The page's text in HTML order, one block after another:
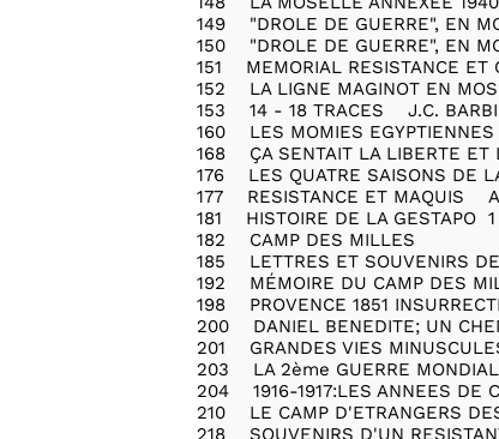
149 "DROLE DE GUERRE", EN
150 "DROLE DE GUERRE", EN
151 MEMORIAL RESISTANCE
152 LA LIGNE MAGINOT EN
153 14 - 18 TRACES J.C.
160 LES MOMIES
168 ÇA SENTAIT LA LIBERTE ET
176 LES QUATRE SAISONS DE
177 RESISTANCE ET MAQUIS
181 HISTOIRE DE LA
182 CAMP DES MILLES
185 LETTRES ET SOUVENIRS
192 MÉMOIRE DU CAMP DES
198 PROVENCE 1851
200 DANIEL BENEDITE; UN
201 GRANDES VIES
203 LA 2ème GUERRE
204 1916-1917:LES ANNEES DE
210 LE CAMP D'ETRANGERS
218 SOUVENIRS D'UN